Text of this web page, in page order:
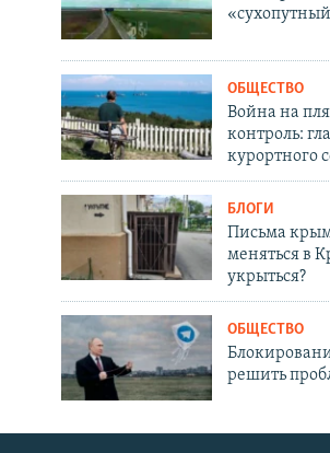
ОБЩЕСТВО
Война на
контроль:
курортного
БЛОГИ
Письма
меняться в
укрыться?
ОБЩЕСТВО
решить